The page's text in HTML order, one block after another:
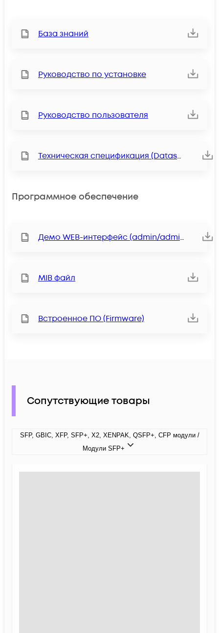
База знаний
Руководство по установке
Руководство пользователя
Техническая спецификация (Datasheet)
Программное обеспечение
Демо WEB-интерфейс (admin/admin)
MIB файл
Встроенное ПО (Firmware)
Сопутствующие товары
SFP, GBIC, XFP, SFP+, X2, XENPAK, QSFP+, CFP модули /
Модули SFP+